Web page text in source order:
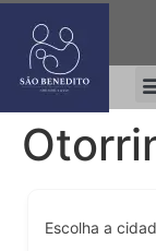
Escolha a